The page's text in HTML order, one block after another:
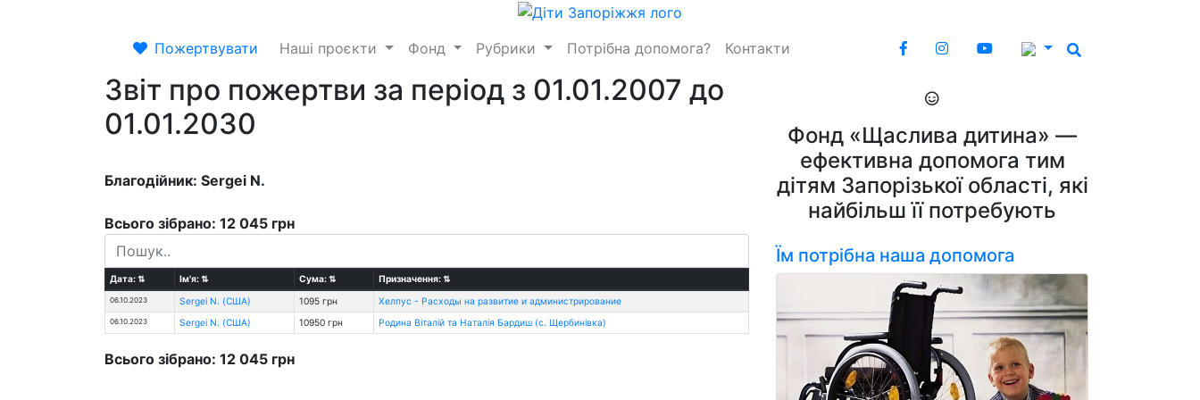
Пожертвувати Наші проєкти Фонд Рубрики Потрібна допомога? Контакти
Звіт про пожертви за період з 01.01.2007 до
01.01.2030
Благодійник: Sergei N.
Всього зібрано: 12 045 грн
Дата:⇅ Ім'я:⇅ Сума:⇅ Призначення:⇅
06.10.2023 Sergei N. (США) 1095 грн Хелпус - Расходы на развитие и администрирование
06.10.2023 Sergei N. (США) 10950 грн Родина Віталій та Наталія Бардиш (с. Щербинівка)
Всього зібрано: 12 045 грн
Фонд «Щаслива дитина» —
ефективна допомога тим
дітям Запорізької області, які
найбільш її потребують
Їм потрібна наша допомога